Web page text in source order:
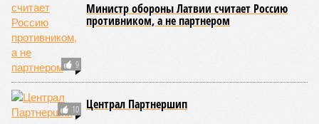
9
Министр обороны Латвии считает Россию
противником, а не партнером
10 Централ Партнершип